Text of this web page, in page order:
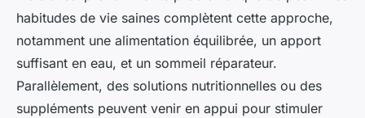
habitudes de vie saines complètent cette approche,
notamment une alimentation équilibrée, un apport
suffisant en eau, et un sommeil réparateur.
Parallèlement, des solutions nutritionnelles ou des
suppléments peuvent venir en appui pour stimuler